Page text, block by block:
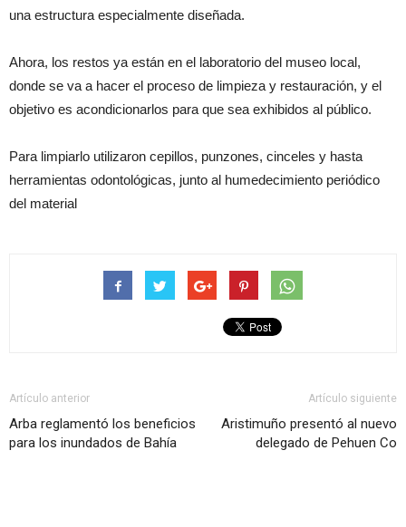
una estructura especialmente diseñada.
Ahora, los restos ya están en el laboratorio del museo local,
donde se va a hacer el proceso de limpieza y restauración, y el
objetivo es acondicionarlos para que sea exhibidos al público.
Para limpiarlo utilizaron cepillos, punzones, cinceles y hasta
herramientas odontológicas, junto al humedecimiento periódico
del material
Artículo anterior
Arba reglamentó los beneficios
para los inundados de Bahía
Artículo siguiente
Aristimuño presentó al nuevo
delegado de Pehuen Co